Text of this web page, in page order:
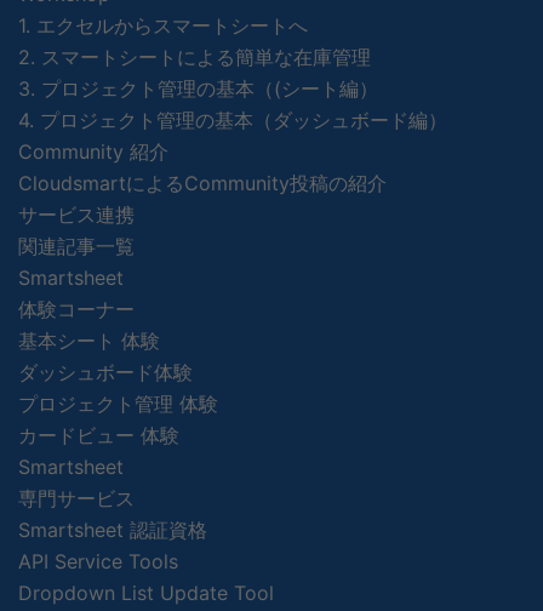
1. エクセルからスマートシートへ
2. スマートシートによる簡単な在庫管理
3. プロジェクト管理の基本（(シート編）
4. プロジェクト管理の基本（ダッシュボード編）
Community 紹介
CloudsmartによるCommunity投稿の紹介
サービス連携
関連記事一覧
Smartsheet
体験コーナー
基本シート 体験
ダッシュボード体験
プロジェクト管理 体験
カードビュー 体験
Smartsheet
専門サービス
Smartsheet 認証資格
API Service Tools
Dropdown List Update Tool